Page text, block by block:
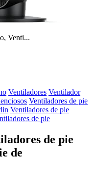
Venti...
Ventiladores Ventilador
Ventiladores de pie
Ventiladores de pie
de pie
de pie
de